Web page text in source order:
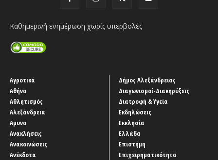
Καθημερινή ενημέρωση χωρίς υπερβολές
Αγροτικά
Αθήνα
Αθλητισμός
Αλεξάνδρεια
Άμυνα
Ανακλήσεις
Ανακοινώσεις
Ανέκδοτα
Δήμος Αλεξάνδρειας
Διαγωνισμοί-Διακηρύξεις
Διατροφή & Υγεία
Εκδηλώσεις
Εκκλησία
Ελλάδα
Επιστήμη
Επιχειρηματικότητα